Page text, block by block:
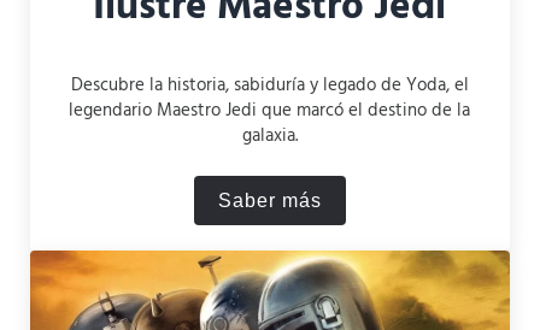
Descubre la historia, sabiduría y legado de Yoda, el
legendario Maestro Jedi que marcó el destino de la
galaxia.
Saber másYoda: La biografía del